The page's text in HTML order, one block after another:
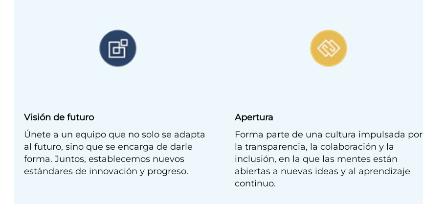
Visión de futuro
Únete a un equipo que no solo se adapta
al futuro, sino que se encarga de darle
forma. Juntos, establecemos nuevos
estándares de innovación y progreso.
Apertura
Forma parte de una cultura impulsada por
la transparencia, la colaboración y la
inclusión, en la que las mentes están
abiertas a nuevas ideas y al aprendizaje
continuo.